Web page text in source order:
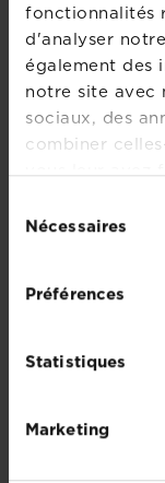
fonctionnalités
d'analyser
également des
notre site avec
sociaux, des
combiner
vous leur avez
duNécessaires
Préférences
Statistiques
Marketing
Taille du
les pommiers
La taille des
En savoir plus
sur